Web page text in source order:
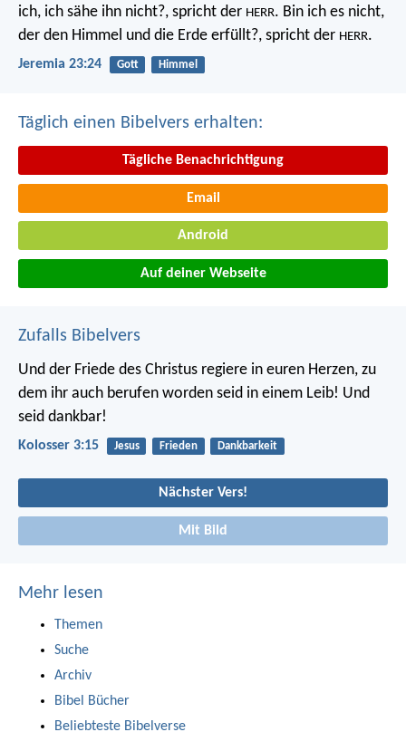
ich, ich sähe ihn nicht?, spricht der HERR. Bin ich es nicht,
der den Himmel und die Erde erfüllt?, spricht der HERR.
Jeremia 23:24 Gott Himmel
Täglich einen Bibelvers erhalten:
Tägliche Benachrichtigung
Email
Android
Auf deiner Webseite
Zufalls Bibelvers
Und der Friede des Christus regiere in euren Herzen, zu
dem ihr auch berufen worden seid in einem Leib! Und
seid dankbar!
Kolosser 3:15 Jesus Frieden Dankbarkeit
Nächster Vers!
Mit Bild
Mehr lesen
Themen
Suche
Archiv
Bibel Bücher
Beliebteste Bibelverse